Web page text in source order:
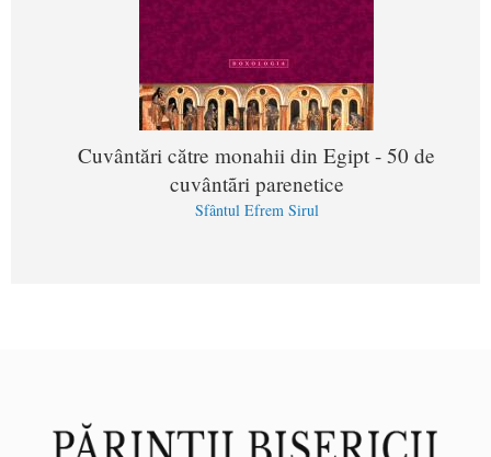
Cuvântări către monahii din Egipt - 50 de
cuvântãri parenetice
Sfântul Efrem Sirul